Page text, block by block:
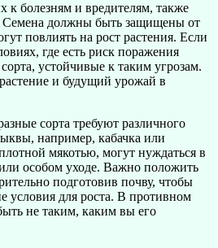
к болезням и вредителям, также
Семена должны быть защищены от
повлиять на рост растения. Если
где есть риск поражения
устойчивые к таким угрозам.
и будущий урожай в
сорта требуют различного
например, кабачка или
мякотью, могут нуждаться в
особом уходе. Важно положить
подготовив почву, чтобы
условия для роста. В противном
не таким, каким вы его